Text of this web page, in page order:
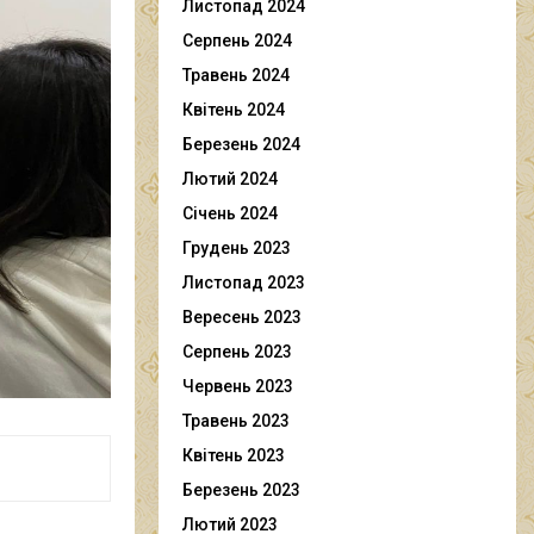
Листопад 2024
Серпень 2024
Травень 2024
Квітень 2024
Березень 2024
Лютий 2024
Січень 2024
Грудень 2023
Листопад 2023
Вересень 2023
Серпень 2023
Червень 2023
Травень 2023
Квітень 2023
Березень 2023
Лютий 2023